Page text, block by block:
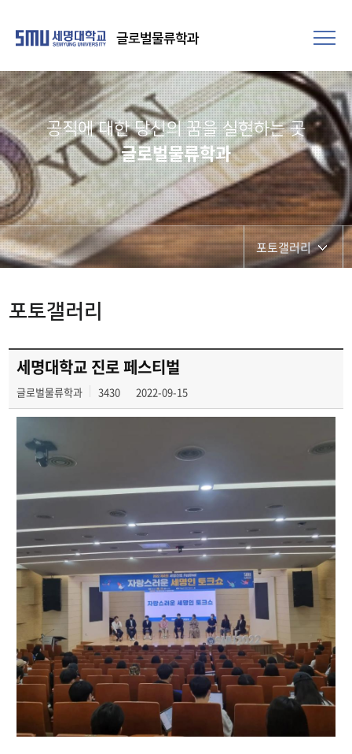
글로벌물류학과
공직에 대한 당신의 꿈을 실현하는 곳​
글로벌물류학과
포토갤러리
포토갤러리
세명대학교 진로 페스티벌
글로벌물류학과 3430 2022-09-15